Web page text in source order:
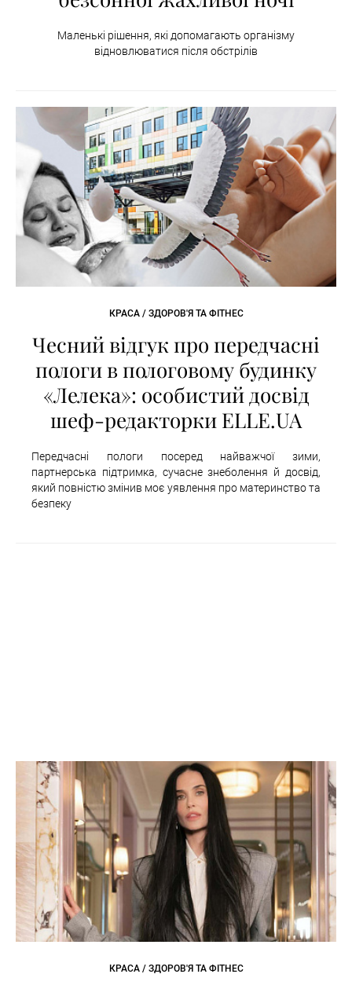
Маленькі рішення, які допомагають організму
відновлюватися після обстрілів
КРАСА / ЗДОРОВ'Я ТА ФІТНЕС
Чесний відгук про передчасні
пологи в пологовому будинку
«Лелека»: особистий досвід
шеф-редакторки ELLE.UA
Передчасні пологи посеред найважчої зими,
партнерська підтримка, сучасне знеболення й досвід,
який повністю змінив моє уявлення про материнство та
безпеку
КРАСА / ЗДОРОВ'Я ТА ФІТНЕС